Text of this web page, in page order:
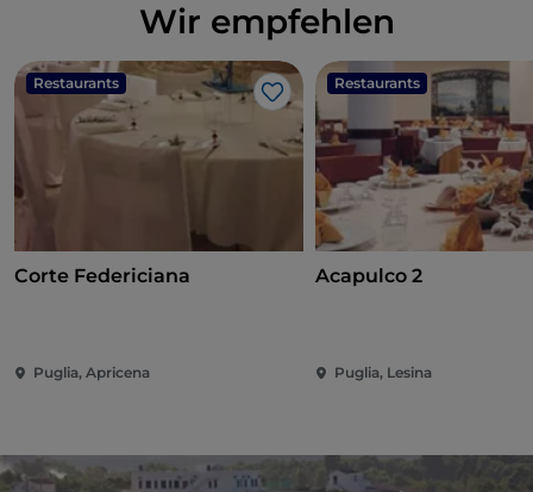
Wir empfehlen
Restaurants
Like
Corte Federiciana
Puglia, Apricena
Restaurants
Acapulco 2
Puglia, Lesina